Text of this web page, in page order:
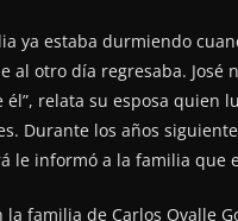
ya estaba durmiendo
al otro día regresaba. José
él”, relata su esposa quien
Durante los años
le informó a la familia que
la familia de Carlos Ovalle